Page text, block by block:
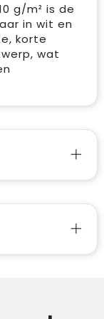
g/m² is de
in wit en
korte
wat